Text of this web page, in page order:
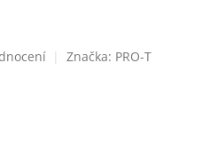
Značka: PRO-T